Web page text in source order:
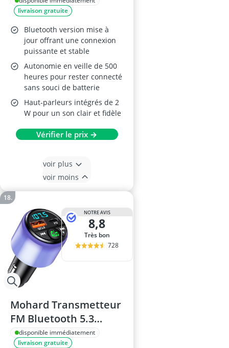
Audio Sans Fil, Haut-
Parleur, Pare-Soleil
livraison gratuite
Bluetooth version mise à
jour offrant une connexion
puissante et stable
Autonomie en veille de 500
heures pour rester connecté
sans souci de batterie
Haut-parleurs intégrés de 2
W pour un son clair et fidèle
Vérifier le prix →
voir plus
voir moins
NOTRE AVIS
8,8
Très bon
728
Mohard Transmetteur
FM Bluetooth 5.3
Voiture PD 30W QC3.0
disponible immédiatement
livraison gratuite